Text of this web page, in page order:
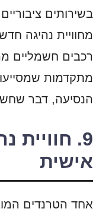
בשירותים
מחוויית נהיגה
רכבים חשמליים
מתקדמות
הנסיעה, דבר
9.
אישית
אחד הטרנדים